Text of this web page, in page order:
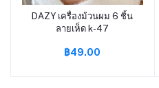
หยิบใส่ตะกร้า
DAZY เครื่องม้วนผม 6 ชิ้น
ลายเห็ด k-47
฿49.00